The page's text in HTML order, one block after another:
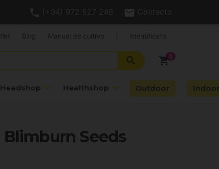
(+34) 972 527 248 Contacto
shopping_cart
search
Headshop Healthshop Outdoor
Blog Manual de cultivo Identifícate
Seeds